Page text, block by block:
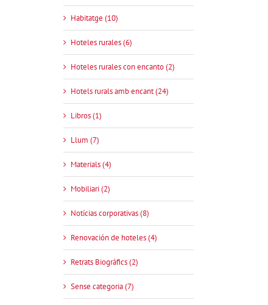
Habitatge (10)
Hoteles rurales (6)
Hoteles rurales con encanto (2)
Hotels rurals amb encant (24)
Libros (1)
Llum (7)
Materials (4)
Mobiliari (2)
Notícias corporativas (8)
Renovación de hoteles (4)
Retrats Biogràfics (2)
Sense categoria (7)